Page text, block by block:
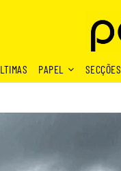
PAPEL SECÇÕES